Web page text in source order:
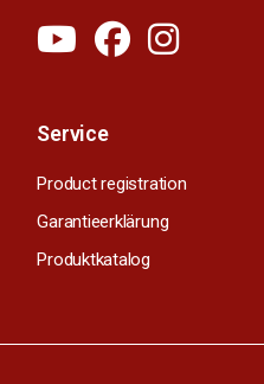
Service
Product registration
Garantieerklärung
Produktkatalog